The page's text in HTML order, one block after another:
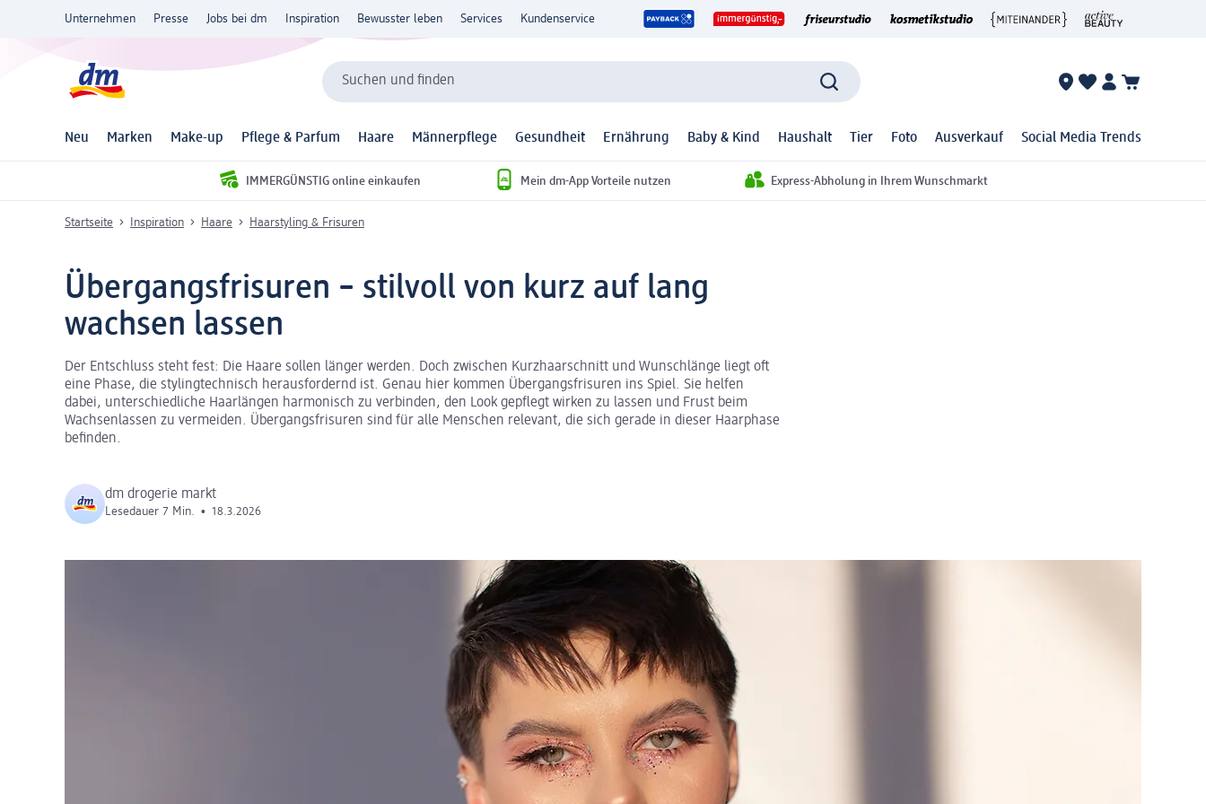
Unternehmen Presse Jobs bei dm Inspiration Bewusster leben Services Kundenservice
Suchen und finden
Neu Marken Make-up Pflege & Parfum Haare Männerpflege Gesundheit Ernährung Baby & Kind Haushalt Tier Foto Ausverkauf Social Media Trends
IMMERGÜNSTIG online einkaufen Mein dm-App Vorteile nutzen Express-Abholung in Ihrem Wunschmarkt
Startseite Inspiration Haare Haarstyling & Frisuren
Übergangsfrisuren – stilvoll von kurz auf lang
wachsen lassen
Der Entschluss steht fest: Die Haare sollen länger werden. Doch zwischen Kurzhaarschnitt und Wunschlänge liegt oft
eine Phase, die stylingtechnisch herausfordernd ist. Genau hier kommen Übergangsfrisuren ins Spiel. Sie helfen
dabei, unterschiedliche Haarlängen harmonisch zu verbinden, den Look gepflegt wirken zu lassen und Frust beim
Wachsenlassen zu vermeiden. Übergangsfrisuren sind für alle Menschen relevant, die sich gerade in dieser Haarphase
befinden.
dm drogerie markt
Lesedauer 7 Min. • 18.3.2026